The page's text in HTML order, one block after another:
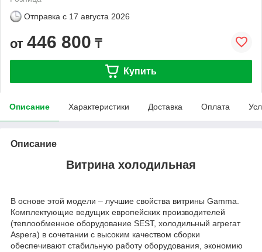
Отправка с 17 августа 2026
от 446 800 ₸
Купить
Описание Характеристики Доставка Оплата
Описание
Витрина холодильная
В основе этой модели – лучшие свойства витрины Gamma.
Комплектующие ведущих европейских производителей
(теплообменное оборудование SEST, холодильный агрегат
Aspera) в сочетании с высоким качеством сборки
обеспечивают стабильную работу оборудования, экономию